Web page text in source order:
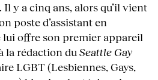
y a cinq ans, alors qu’il vient
poste d’assistant en
offre son premier appareil
la rédaction duSeattle Gay
LGBT (Lesbiennes, Gays,